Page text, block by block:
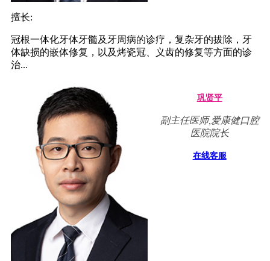
擅长:
冠根一体化牙体牙髓及牙周病的诊疗，复杂牙的拔除，牙
体缺损的嵌体修复，以及烤瓷冠、义齿的修复等方面的诊
治...
巩贤平
副主任医师,爱康健口腔
医院院长
在线客服